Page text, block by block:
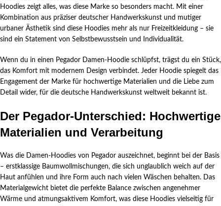
Hoodies zeigt alles, was diese Marke so besonders macht. Mit einer
Kombination aus präziser deutscher Handwerkskunst und mutiger
urbaner Ästhetik sind diese Hoodies mehr als nur Freizeitkleidung – sie
sind ein Statement von Selbstbewusstsein und Individualität.
Wenn du in einen Pegador Damen-Hoodie schlüpfst, trägst du ein Stück,
das Komfort mit modernem Design verbindet. Jeder Hoodie spiegelt das
Engagement der Marke für hochwertige Materialien und die Liebe zum
Detail wider, für die deutsche Handwerkskunst weltweit bekannt ist.
Der Pegador-Unterschied: Hochwertige
Materialien und Verarbeitung
Was die Damen-Hoodies von Pegador auszeichnet, beginnt bei der Basis
– erstklassige Baumwollmischungen, die sich unglaublich weich auf der
Haut anfühlen und ihre Form auch nach vielen Wäschen behalten. Das
Materialgewicht bietet die perfekte Balance zwischen angenehmer
Wärme und atmungsaktivem Komfort, was diese Hoodies vielseitig für